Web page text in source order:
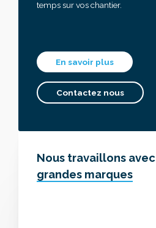
temps sur vos chantier.
En savoir plus
Contactez nous
Nous travaillons avec
grandes marques